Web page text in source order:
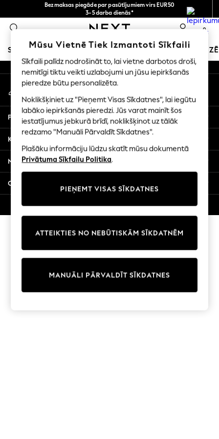
Bezmaksas piegāde par pasūtījumiem virs EUR50
3-5 darba dienās*
Tagad jūs varat
iepirkties latviešu valodā!
0
SKOLAS APĢĒRBS SVĒTKU VEIKALS MEITENES
SCHOOLWEAR
All Boys Schoolwear
Shoes
Trousers
Shorts
Shirts
Polo Shirts
Sweatshirts & Jumpers
Multipacks
All Boys Sport & Swimwear
Swimwear
Tops
Joggers
An error occurred on client
Mūsu sociālie tīkli
Mans konts
Pierakstieties savā kontā
Palīdzība
Konfidencialitāte un juridiskā informācija
Nodaļas
Citi pakalpojumi
© 2026 Next Germany GmbH. Visas tiesības aizsargātas.
Mūsu Vietnē Tiek Izmantoti Sīkfaili
Sīkfaili palīdz nodrošināt to, lai vietne darbotos droši,
nemitīgi tiktu veikti uzlabojumi un jūsu iepirkšanās
pieredze būtu personalizēta.
Noklikšķiniet uz "Pieņemt Visas Sīkdatnes", lai iegūtu
labāko iepirkšanās pieredzi. Jūs varat mainīt šos
iestatījumus jebkurā brīdī, noklikšķinot uz tālāk
redzamo "Manuāli Pārvaldīt Sīkdatnes".
Plašāku informāciju lūdzu skatīt mūsu dokumentā
Privātuma Sīkfailu Politika.
PIEŅEMT VISAS SĪKDATNES
MANUĀLI PĀRVALDĪT SĪKDATNES
ATTEIKTIES NO NEBŪTISKĀM SĪKDATNĒM